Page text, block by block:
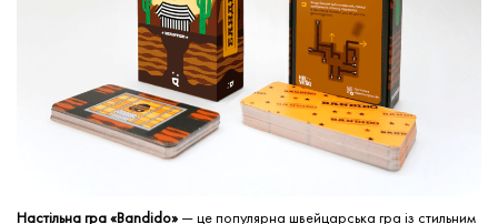
Настільна гра «Bandido» — це популярна швейцарська гра із стильним